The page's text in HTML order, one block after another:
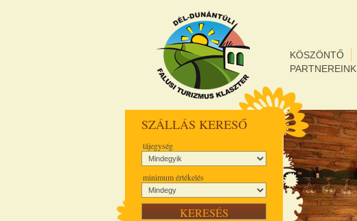
KÖSZÖNTŐ
PARTNEREINK
SZÁLLÁS KERESŐ
tájegység
minimum értékelés